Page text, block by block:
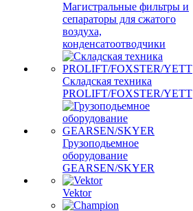
Магистральные фильтры и
сепараторы для сжатого
воздуха,
конденсатоотводчики
Складская техника
PROLIFT/FOXSTER/YETT
Грузоподьемное
оборудование
GEARSEN/SKYER
Vektor